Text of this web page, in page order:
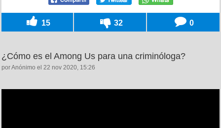
15 32 0
¿Cómo es el Among Us para una criminóloga?
por Anónimo el 22 nov 2020, 15:26